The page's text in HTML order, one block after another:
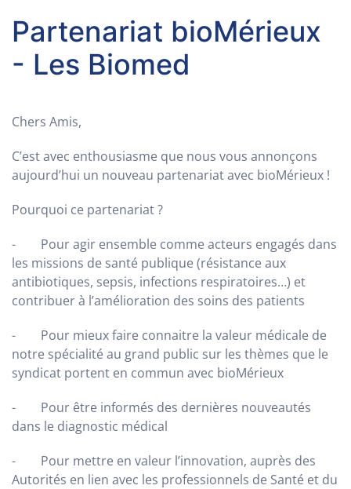
Partenariat bioMérieux
- Les Biomed
Chers Amis,
C’est avec enthousiasme que nous vous annonçons
aujourd’hui un nouveau partenariat avec bioMérieux !
Pourquoi ce partenariat ?
- Pour agir ensemble comme acteurs engagés dans
les missions de santé publique (résistance aux
antibiotiques, sepsis, infections respiratoires…) et
contribuer à l’amélioration des soins des patients
- Pour mieux faire connaitre la valeur médicale de
notre spécialité au grand public sur les thèmes que le
syndicat portent en commun avec bioMérieux
- Pour être informés des dernières nouveautés
dans le diagnostic médical
- Pour mettre en valeur l’innovation, auprès des
Autorités en lien avec les professionnels de Santé et du